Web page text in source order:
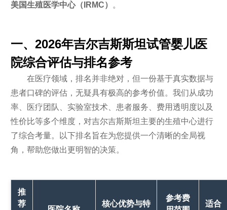
美国生殖医学中心（IRMC）
。
一、2026年吉尔吉斯斯坦试管婴儿医
院综合评估与排名参考
在医疗领域，排名并非绝对，但一份基于真实数据与
患者口碑的评估，无疑具有极高的参考价值。我们从成功
率、医疗团队、实验室技术、患者服务、费用透明度以及
性价比等多个维度，对吉尔吉斯斯坦主要的生殖中心进行
了综合考量。以下排名旨在为您提供一个清晰的全局视
角，帮助您做出更明智的决策。
推
荐
核心优势与特
参考费
适合